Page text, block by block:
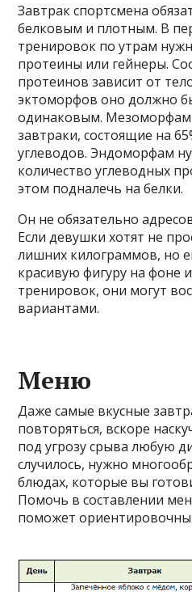
Завтрак спортсмена
белковым и плотным. В
тренировок по утрам
протеины или гейнеры.
протеинов зависит от
эктоморфов оно должно
одинаковым. Мезоморфам
завтраки, состоящие на
углеводов. Эндоморфам
количество углеводных
этом подналечь на белки.
Он не обязательно
Если девушки хотят не
лишних килограммов, но
красивую фигуру на фоне
тренировок, они могут
вариантами.
Меню
Даже самые вкусные
повторяться, вскоре
под угрозу срыва любую
случилось, нужно
блюдах, которые вы
Помочь в составлении
поможет